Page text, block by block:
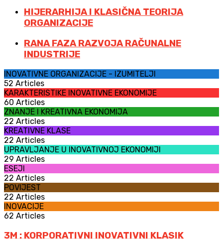
HIJERARHIJA I KLASIČNA TEORIJA
ORGANIZACIJE
RANA FAZA RAZVOJA RAČUNALNE
INDUSTRIJE
INOVATIVNE ORGANIZACIJE - IZUMITELJI
52 Articles
KARAKTERISTIKE INOVATIVNE EKONOMIJE
60 Articles
ZNANJE I KREATIVNA EKONOMIJA
22 Articles
KREATIVNE KLASE
22 Articles
UPRAVLJANJE U INOVATIVNOJ EKONOMIJI
29 Articles
ESEJI
22 Articles
POVIJEST
22 Articles
INOVACIJE
62 Articles
3M : KORPORATIVNI INOVATIVNI KLASIK